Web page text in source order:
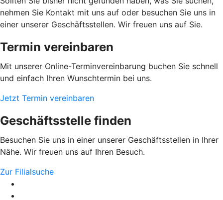
nehmen Sie Kontakt mit uns auf oder besuchen Sie uns in
einer unserer Geschäftsstellen. Wir freuen uns auf Sie.
Termin vereinbaren
Mit unserer Online-Terminvereinbarung buchen Sie schnell
und einfach Ihren Wunschtermin bei uns.
Jetzt Termin vereinbaren
Geschäftsstelle finden
Besuchen Sie uns in einer unserer Geschäftsstellen in Ihrer
Nähe. Wir freuen uns auf Ihren Besuch.
Zur Filialsuche